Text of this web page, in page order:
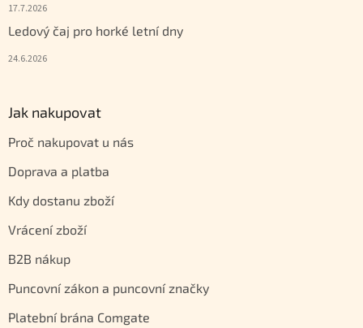
17.7.2026
Ledový čaj pro horké letní dny
24.6.2026
Jak nakupovat
Proč nakupovat u nás
Doprava a platba
Kdy dostanu zboží
Vrácení zboží
B2B nákup
Puncovní zákon a puncovní značky
Platební brána Comgate